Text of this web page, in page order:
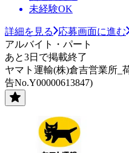
未経験OK
詳細を見る
応募画面に進む
アルバイト・パート
あと3日で掲載終了
ヤマト運輸(株)倉吉営業所_
告No.Y00000613847)